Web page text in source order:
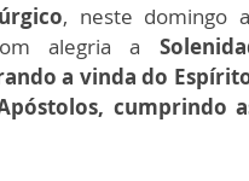
, neste domingo
alegria a
a vinda do
cumprindo